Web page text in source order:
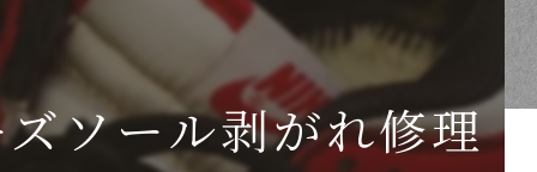
ソール剥がれ修理